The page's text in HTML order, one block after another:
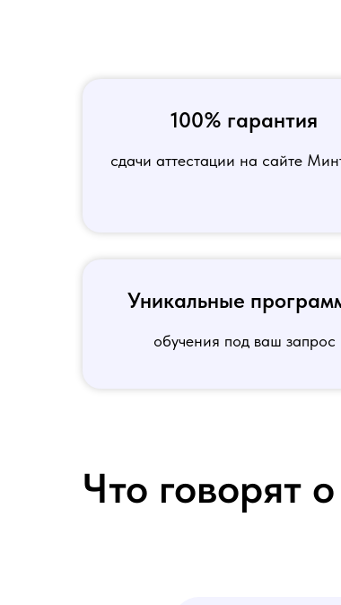
100% гарантия
сдачи аттестации на сайте
Уникальные
обучения под ваш запрос
Что говорят